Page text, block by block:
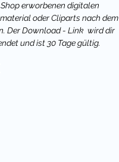
erworbenen digitalen
oder Cliparts nach dem
Der Download - Link wird dir
und ist 30 Tage gültig.